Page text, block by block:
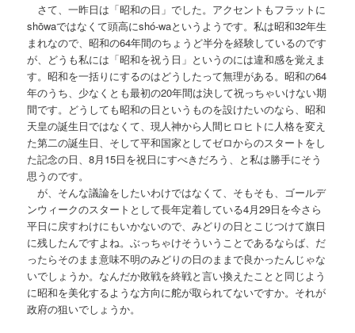
さて、一昨日は「昭和の日」でした。アクセントもフラットに
shōwaではなくて頭高にshó-waというようです。私は昭和32年生
まれなので、昭和の64年間のちょうど半分を経験しているのです
が、どうも私には「昭和を祝う日」というのには違和感を覚えま
す。昭和を一括りにするのはどうしたって無理がある。昭和の64
年のうち、少なくとも最初の20年間は決して祝っちゃいけない期
間です。どうしても昭和の日というものを設けたいのなら、昭和
天皇の誕生日ではなくて、現人神から人間ヒロヒトに人格を変え
た第二の誕生日、そして平和国家としてゼロからのスタートをし
た記念の日、8月15日を祝日にすべきだろう、と私は勝手にそう
思うのです。
が、そんな議論をしたいわけではなくて、そもそも、ゴールデ
ンウィークのスタートとして長年定着している4月29日を今さら
平日に戻すわけにもいかないので、みどりの日とこじつけて旗日
に残したんですよね。ぶっちゃけそういうことであるならば、だ
ったらそのまま意味不明のみどりの日のままで良かったんじゃな
いでしょうか。なんだか敗戦を終戦と言い換えたことと同じよう
に昭和を美化するような方向に舵が取られてないですか。それが
政府の狙いでしょうか。